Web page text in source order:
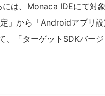
は、Monaca IDEにて対
」から「Androidアプリ設
、「ターゲットSDKバー